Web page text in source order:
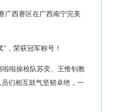
广西赛区在广西南宁完美
，荣获冠军称号！
啦操校队苏奕、王惟钊教
们相互鼓气坚韧卓绝，一